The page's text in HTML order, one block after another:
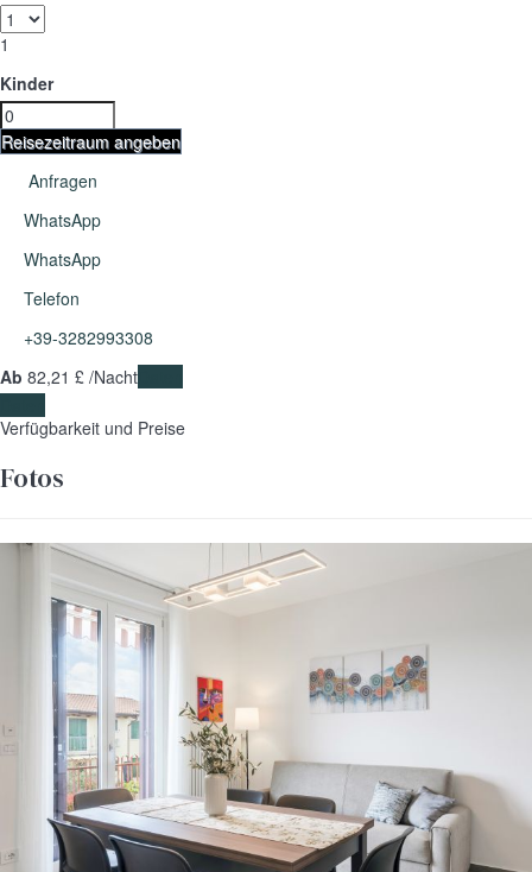
1
Kinder
Reisezeitraum angeben
Anfragen
WhatsApp
WhatsApp
Telefon
+39-3282993308
Ab 82,21 £ /Nacht
Verfügbarkeit und Preise
Fotos